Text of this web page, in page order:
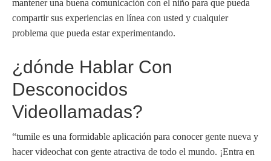
mantener una buena comunicación con el niño para que pueda
compartir sus experiencias en línea con usted y cualquier
problema que pueda estar experimentando.
¿dónde Hablar Con
Desconocidos
Videollamadas?
“tumile es una formidable aplicación para conocer gente nueva y
hacer videochat con gente atractiva de todo el mundo. ¡Entra en